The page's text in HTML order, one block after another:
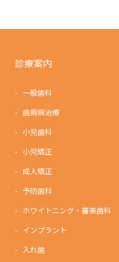
診療案内
一般歯科
歯周病治療
小児歯科
小児矯正
成人矯正
予防歯科
ホワイトニング・審美歯科
インプラント
入れ歯